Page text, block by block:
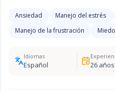
Ansiedad Manejo del estrés
Manejo de la frustración
Idiomas
Español 26años